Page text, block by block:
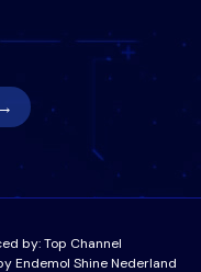
meritoj…
by:Top Channel
Endemol Shine Nederland